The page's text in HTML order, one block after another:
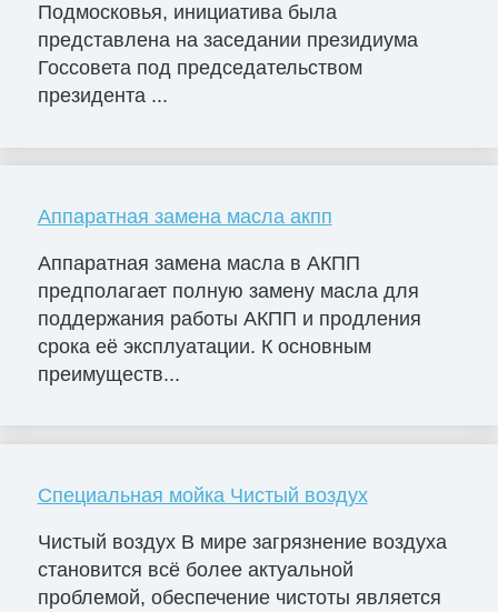
Подмосковья, инициатива была
представлена на заседании президиума
Госсовета под председательством
президента ...
Аппаратная замена масла акпп
Аппаратная замена масла в АКПП
предполагает полную замену масла для
поддержания работы АКПП и продления
срока её эксплуатации. К основным
преимуществ...
Специальная мойка Чистый воздух
Чистый воздух В мире загрязнение воздуха
становится всё более актуальной
проблемой, обеспечение чистоты является